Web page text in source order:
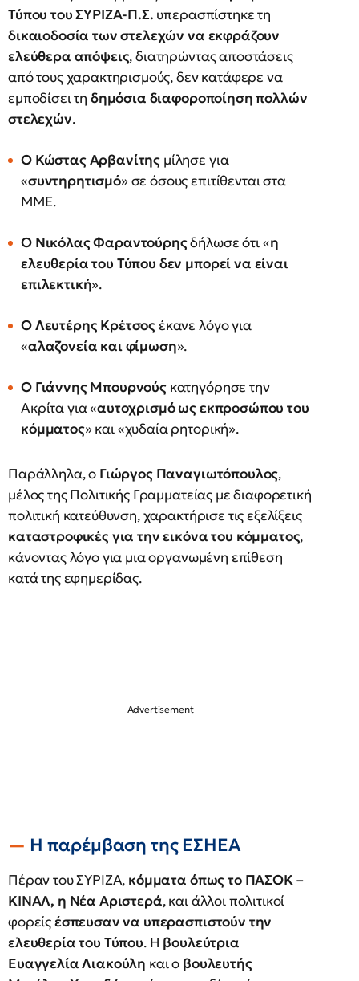
Τύπου του ΣΥΡΙΖΑ-Π.Σ. υπερασπίστηκε τη
δικαιοδοσία των στελεχών να εκφράζουν
ελεύθερα απόψεις, διατηρώντας αποστάσεις
από τους χαρακτηρισμούς, δεν κατάφερε να
εμποδίσει τη δημόσια διαφοροποίηση πολλών
στελεχών.
Ο Κώστας Αρβανίτης μίλησε για
«συντηρητισμό» σε όσους επιτίθενται στα
ΜΜΕ.
Ο Νικόλας Φαραντούρηςδήλωσε ότι «η
ελευθερία του Τύπου δεν μπορεί να είναι
επιλεκτική».
Ο Λευτέρης Κρέτσοςέκανε λόγο για
«αλαζονεία και φίμωση».
Ο Γιάννης Μπουρνούςκατηγόρησε την
Ακρίτα για «αυτοχρισμό ως εκπροσώπου του
κόμματος» και «χυδαία ρητορική».
Παράλληλα, ο Γιώργος Παναγιωτόπουλος,
μέλος της Πολιτικής Γραμματείας με διαφορετική
πολιτική κατεύθυνση, χαρακτήρισε τις εξελίξεις
καταστροφικές για την εικόνα του κόμματος,
κάνοντας λόγο για μια οργανωμένη επίθεση
κατά της εφημερίδας.
Η παρέμβαση της ΕΣΗΕΑ
Πέραν του ΣΥΡΙΖΑ, κόμματα όπως το ΠΑΣΟΚ –
ΚΙΝΑΛ, η Νέα Αριστερά, και άλλοι πολιτικοί
φορείςέσπευσαν να υπερασπιστούν την
ελευθερία του Τύπου. Η βουλεύτρια
Ευαγγελία Λιακούλη και ο βουλευτής